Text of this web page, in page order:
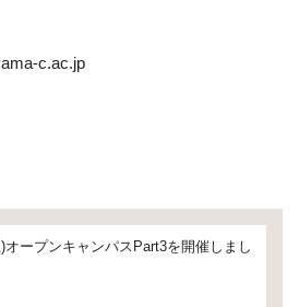
c.ac.jp
オープンキャンパスPart3を開催しまし